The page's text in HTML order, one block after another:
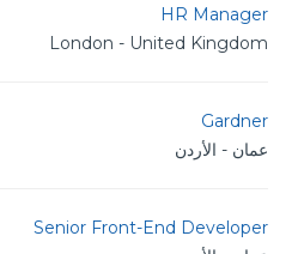
HR Manager
London - United Kingdom
Gardner
عمان - الأردن
Senior Front-End Developer